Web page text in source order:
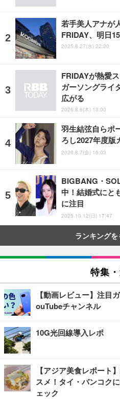
若手美人アナが
FRIDAY、明日
2025.8.27(水) 22:20
FRIDAYが熱愛
ガーソングライ
広がる
2026.8.6(木) 13:00
羽生結弦自らポ
ろし2027年度版
2026.8.7(金) 16:03
BIGBANG・
中！結婚式にと
に注目
2025.10.12(日) 17:47
ランキング
特集
【動画レビュー】注目
ouTubeチャンネル
10G光回線導入レポ
【アジア美食レポート
スメ！タイ・バンコク
ェック